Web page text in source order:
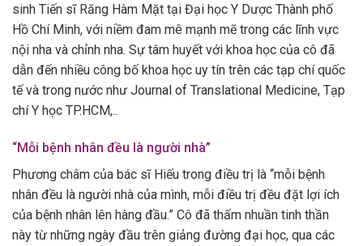
sinh Tiến sĩ Răng Hàm Mặt tại Đại học Y Dược Thành phố
Hồ Chí Minh, với niềm đam mê mạnh mẽ trong các lĩnh vực
nội nha và chỉnh nha. Sự tâm huyết với khoa học của cô đã
dẫn đến nhiều công bố khoa học uy tín trên các tạp chí quốc
tế và trong nước như Journal of Translational Medicine, Tạp
chí Y học TP.HCM,..
“Mỗi bệnh nhân đều là người nhà”
Phương châm của bác sĩ Hiếu trong điều trị là “mỗi bệnh
nhân đều là người nhà của mình, mỗi điều trị đều đặt lợi ích
của bệnh nhân lên hàng đầu.” Cô đã thấm nhuần tinh thần
này từ những ngày đầu trên giảng đường đại học, qua các